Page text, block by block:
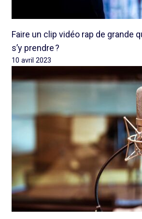
Faire un clip vidéo rap de grande
s’y prendre ?
10 avril 2023